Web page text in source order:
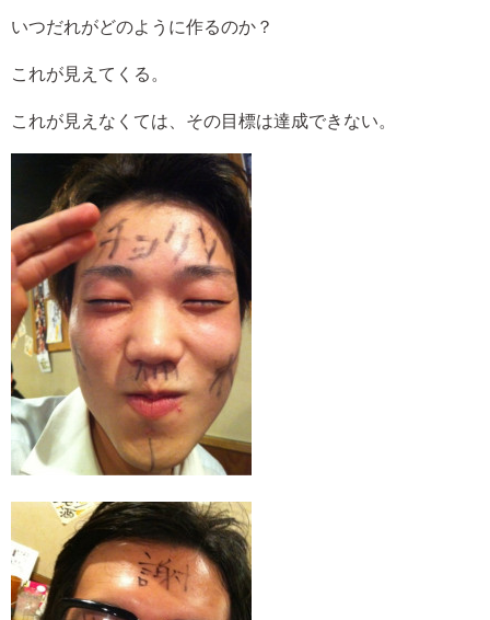
いつだれがどのように作るのか？
これが見えてくる。
これが見えなくては、その目標は達成できない。